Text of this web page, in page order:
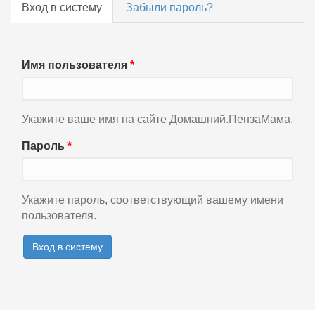
Главные вкладки
Вход в систему (активная
вкладка)
Забыли пароль?
Имя пользователя *
Укажите ваше имя на сайте Домашний.ПензаМама.
Пароль *
Укажите пароль, соответствующий вашему имени
пользователя.